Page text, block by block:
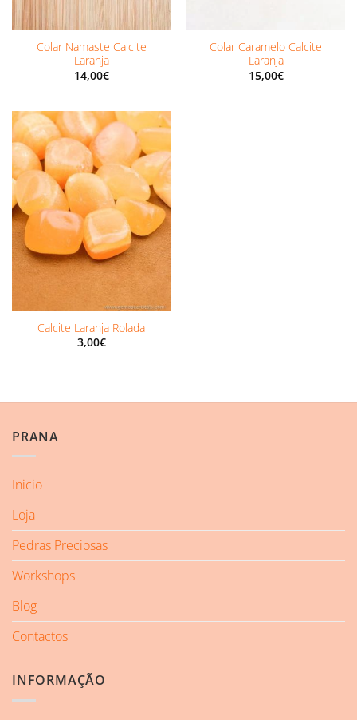
Colar Namaste Calcite
Laranja
14,00€
Colar Caramelo Calcite
Laranja
15,00€
Calcite Laranja Rolada
3,00€
PRANA
Inicio
Loja
Pedras Preciosas
Workshops
Blog
Contactos
INFORMAÇÃO